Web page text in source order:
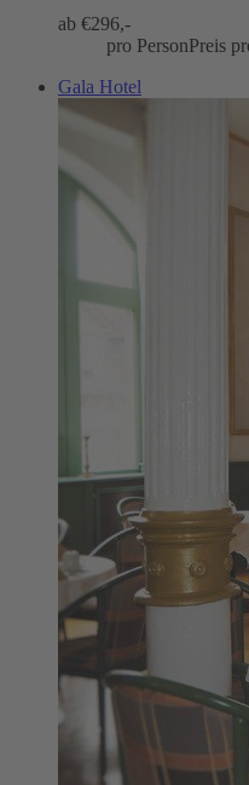
ab €296,-
pro PersonPreis
Gala Hotel